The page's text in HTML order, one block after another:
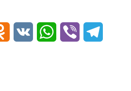
Odnoklassniki
VK WhatsApp
Viber